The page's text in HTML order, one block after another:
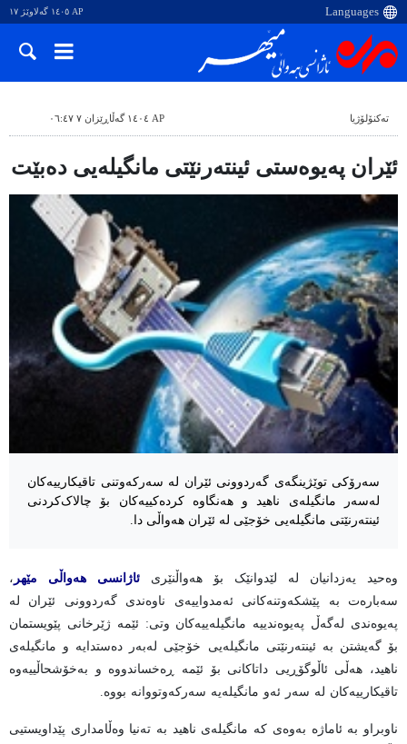
AP ١٤٠٥ گەلاوێژ ١٧
ته‌کنۆلۆژیا AP ١٤٠٤ گەڵاڕێزان ٧ ٠٦:٤٧
ئێران پەیوەستی ئینتەرنێتی مانگیلەیی دەبێت
سەرۆکی توێژینگەی گەردوونی ئێران لە سەرکەوتنی تاقیکارییەکان
لەسەر مانگیلەی ناهید و هەنگاوە کردەکییەکان بۆ چالاک‌کردنی
ئینتەرنێتی مانگیلەیی خۆجێی لە ئێران هەواڵی دا.
وەحید یەزدانیان لە لێدوانێک بۆ هەواڵنێری ئاژانسی هەواڵی مێهر ،
سەبارەت بە پێشکەوتنەکانی ئەمدواییەی ناوەندی گەردوونی ئێران لە
پەیوەندی لەگەڵ پەیوەندییە مانگیلەییەکان وتی: ئێمە ژێرخانی پێویستمان
بۆ گەیشتن بە ئینتەرنێتی مانگیلەیی خۆجێی لەبەر دەستدایە و مانگیلەی
ناهید، هەڵی ئاڵوگۆڕیی داتاکانی بۆ ئێمە ڕەخساندووە و بەخۆشحاڵییەوە
تاقیکارییەکان لە سەر ئەو مانگیلەیە سەرکەوتووانە بووە.
ناوبراو بە ئاماژە بەوەی کە مانگیلەی ناهید بە تەنیا وەڵامداری پێداویستیی